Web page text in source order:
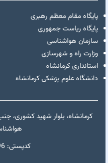
پایگاه مقام معظم رهبری
پایگاه ریاست جمهوری
سازمان هواشناسی
وزارت راه و شهرسازی
استانداری کرمانشاه
دانشگاه علوم پزشکی کرمانشاه
کرمانشاه، بلوار شهید کشوری،
67158-کدپستی: 75696